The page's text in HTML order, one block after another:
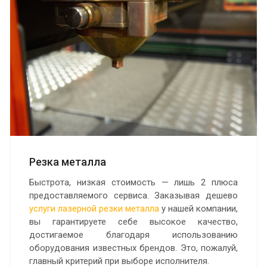
Резка металла
Быстрота, низкая стоимость — лишь 2 плюса
предоставляемого сервиса. Заказывая дешево
услуги лазерной резки металла у нашей компании,
вы гарантируете себе высокое качество,
достигаемое благодаря использованию
оборудования известных брендов. Это, пожалуй,
главный критерий при выборе исполнителя.